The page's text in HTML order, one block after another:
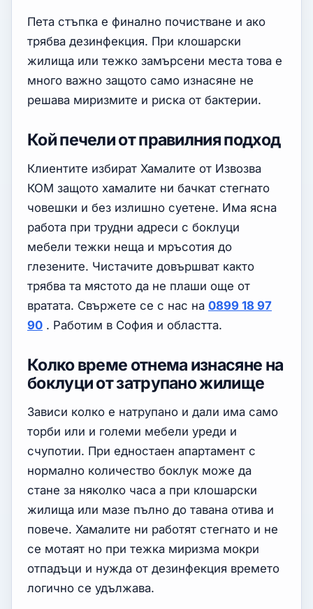
Пета стъпка е финално почистване и ако
трябва дезинфекция. При клошарски
жилища или тежко замърсени места това е
много важно защото само изнасяне не
решава миризмите и риска от бактерии.
Кой печели от правилния подход
Клиентите избират Хамалите от Извозва
КОМ защото хамалите ни бачкат стегнато
човешки и без излишно суетене. Има ясна
работа при трудни адреси с боклуци
мебели тежки неща и мръсотия до
глезените. Чистачите довършват както
трябва та мястото да не плаши още от
вратата. Свържете се с нас на 0899 18 97
90 . Работим в София и областта.
Колко време отнема изнасяне на
боклуци от затрупано жилище
Зависи колко е натрупано и дали има само
торби или и големи мебели уреди и
счупотии. При едностаен апартамент с
нормално количество боклук може да
стане за няколко часа а при клошарски
жилища или мазе пълно до тавана отива и
повече. Хамалите ни работят стегнато и не
се мотаят но при тежка миризма мокри
отпадъци и нужда от дезинфекция времето
логично се удължава.